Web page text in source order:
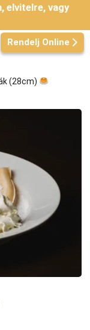
elvitelre, vagy
Rendelj Online
(28cm)